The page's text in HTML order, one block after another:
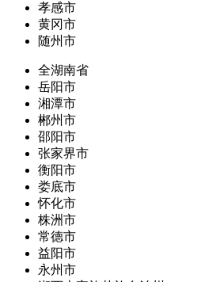
孝感市
黄冈市
随州市
全湖南省
岳阳市
湘潭市
郴州市
邵阳市
张家界市
衡阳市
娄底市
怀化市
株洲市
常德市
益阳市
永州市